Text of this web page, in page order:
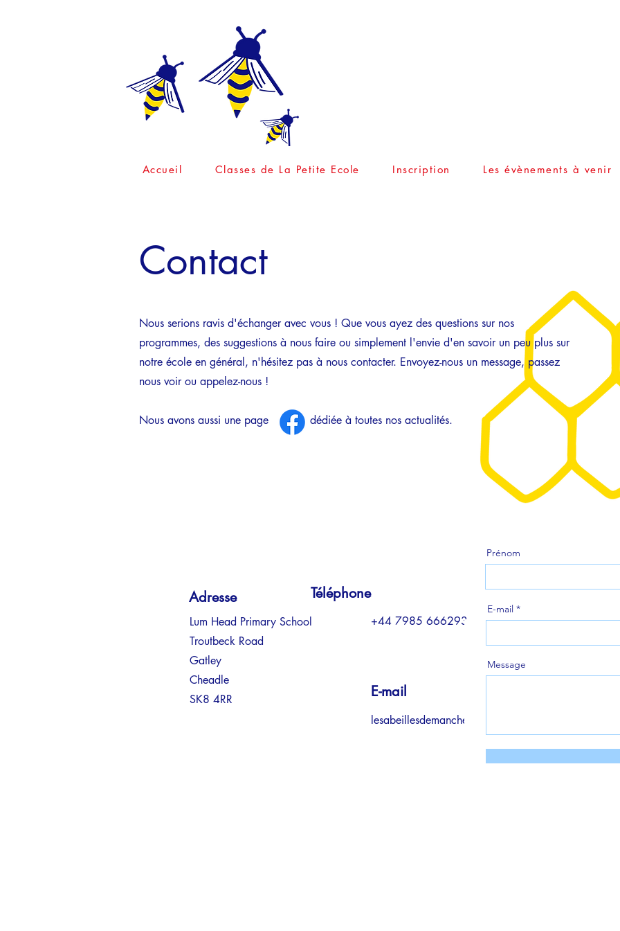
Accueil Classes de La Petite Ecole Inscription Les évènements à venir
Contact
Nous serions ravis d'échanger avec vous ! Que vous ayez des questions sur nos
programmes, des suggestions à nous faire ou simplement l'envie d'en savoir un peu plus sur
notre école en général, n'hésitez pas à nous contacter. Envoyez-nous un message, passez
nous voir ou appelez-nous !
Nous avons aussi une page dédiée à toutes nos actualités.
Téléphone
Adresse
Lum Head Primary School
Troutbeck Road
Gatley
Cheadle
SK8 4RR
+44 7985 666293
E-mail
lesabeillesdemanchester@outlook.com
Prénom
E-mail
Message